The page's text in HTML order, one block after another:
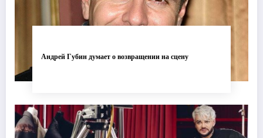
Андрей Губин думает о возвращении на сцену